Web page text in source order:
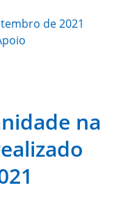
de 2021
na